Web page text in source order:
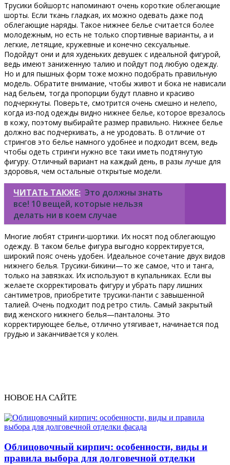
Трусики бойшортс напоминают очень короткие облегающие
шорты. Если ткань гладкая, их можно одевать даже под
облегающие наряды. Такое нижнее белье считается более
молодежным, но есть не только спортивные варианты, а и
легкие, летящие, кружевные и конечно сексуальные.
Подойдут они и для худеньких девушек с идеальной фигурой,
ведь имеют заниженную талию и пойдут под любую одежду.
Но и для пышных форм тоже можно подобрать правильную
модель. Обратите внимание, чтобы живот и бока не нависали
над бельем, тогда пропорции будут плавно и красиво
подчеркнуты. Поверьте, смотрится очень смешно и нелепо,
когда из-под одежды видно нижнее белье, которое врезалось
в кожу, поэтому выбирайте размер правильно. Нижнее белье
должно вас подчеркивать, а не уродовать. В отличие от
стрингов это белье намного удобнее и подходит всем, ведь
чтобы одеть стринги нужно все таки иметь подтянутую
фигуру. Отличный вариант на каждый день, в разы лучше для
здоровья, чем остальные открытые модели.
ЧИТАТЬ ТАКЖЕ: Это должны знать
все! 10 вещей, которые нельзя
делать ни в коем случае
Многие любят стринги-шортики. Их носят под облегающую
одежду. В таком белье фигура выгодно корректируется,
широкий пояс очень удобен. Идеальное сочетание двух видов
нижнего белья. Трусики-бикини—то же самое, что и танга,
только на завязках. Их используют в купальниках. Если вы
желаете скорректировать фигуру и убрать пару лишних
сантиметров, приобретите трусики-панти с завышенной
талией. Очень подходит под ретро стиль. Самый закрытый
вид женского нижнего белья—панталоны. Это
корректирующее белье, отлично утягивает, начинается под
грудью и заканчивается у колен.
НОВОЕ НА САЙТЕ
Облицовочный кирпич: особенности, виды и
правила выбора для долговечной отделки